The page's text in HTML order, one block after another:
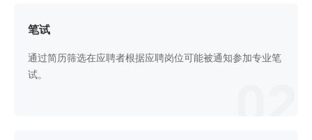
笔试
通过简历筛选在应聘者根据应聘岗位可能被通知参加专业笔
试。